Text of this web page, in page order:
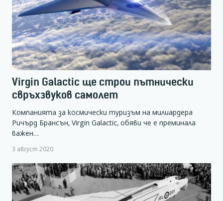
Virgin Galactic ще строи пътнически
свръхзвуков самолет
Компанията за космически туризъм на милиардера
Ричърд Брансън, Virgin Galactic, обяви че е преминала
важен…
3 август 2020